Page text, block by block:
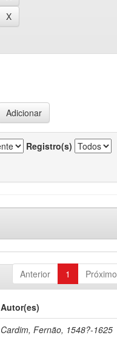
Registro(s)
Anterior 1 Próximo
Autor(es)
Cardim, Fernão, 1548?-1625